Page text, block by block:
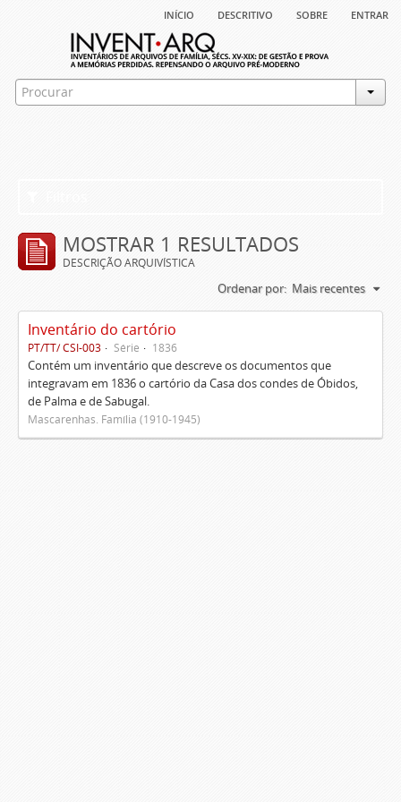
início descritivo sobre entrar
MOSTRAR 1 RESULTADOS
DESCRIÇÃO ARQUIVÍSTICA
Ordenar por: Mais recentes
Inventário do cartório
PT/TT/ CSI-003 Série 1836
Contém um inventário que descreve os documentos que
integravam em 1836 o cartório da Casa dos condes de Óbidos,
de Palma e de Sabugal.
Mascarenhas. Família (1910-1945)